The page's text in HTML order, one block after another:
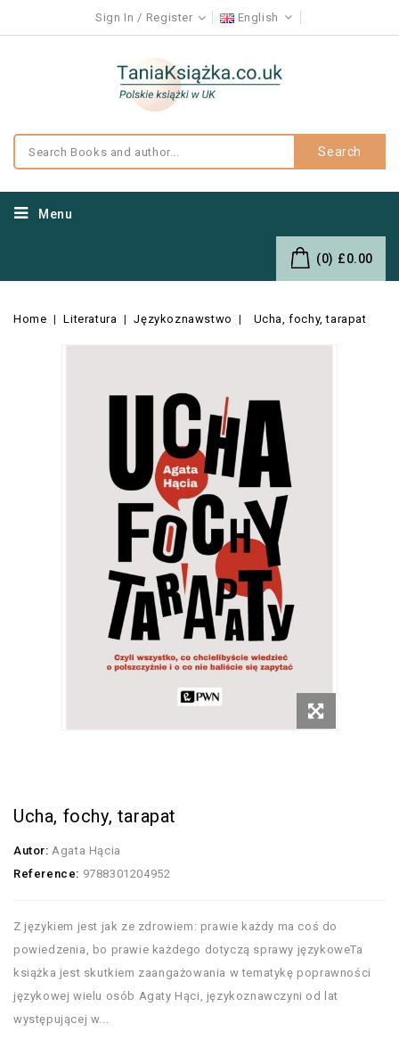
Sign In Register English
Search
Menu
(0) £0.00
Home Literatura Językoznawstwo Ucha, fochy, tarapat
Ucha, fochy, tarapat
Autor: Agata Hącia
Reference: 9788301204952
Z językiem jest jak ze zdrowiem: prawie każdy ma coś do
powiedzenia, bo prawie każdego dotyczą sprawy językoweTa
książka jest skutkiem zaangażowania w tematykę poprawności
językowej wielu osób Agaty Hąci, językoznawczyni od lat
występującej w...